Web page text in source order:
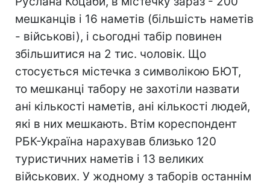
мешканців і 16 наметів (більшість наметів
- військові), і сьогодні табір повинен
збільшитися на 2 тис. чоловік. Що
стосується містечка з символікою БЮТ,
то мешканці табору не захотіли назвати
ані кількості наметів, ані кількості людей,
які в них мешкають. Втім кореспондент
РБК-Україна нарахував близько 120
туристичних наметів і 13 великих
військових. У жодному з таборів останнім